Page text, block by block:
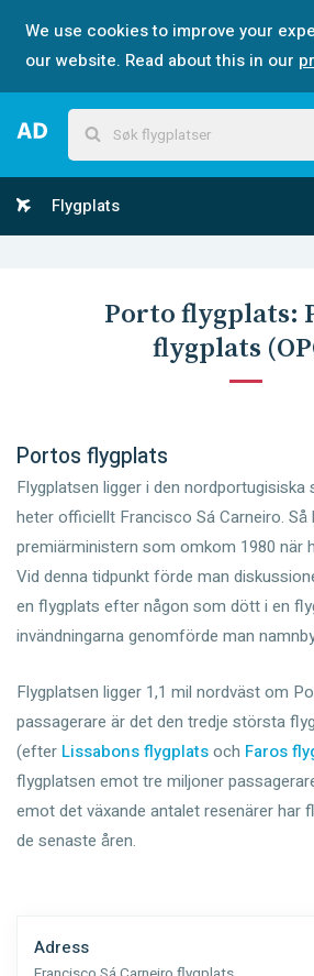
We use cookies to improve your
our website. Read about this in our
Flygplats
Porto flygplats:
flygplats (
Portos flygplats
Flygplatsen ligger i den
heter officiellt Francisco Sá Carneiro.
premiärministern som omkom 1980 när
Vid denna tidpunkt förde man
en flygplats efter någon som dött i en
invändningarna genomförde man
Flygplatsen ligger 1,1 mil nordväst om
passagerare är det den tredje största
(efter Lissabons flygplatsoch Faros
flygplatsen emot tre miljoner
emot det växande antalet resenärer har
de senaste åren.
Adress